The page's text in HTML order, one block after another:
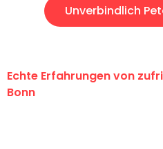
Unverbindlich
Echte Erfahrungen von
Bonn